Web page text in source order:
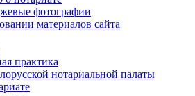
фотографии
материалов сайта
практика
нотариальной палаты